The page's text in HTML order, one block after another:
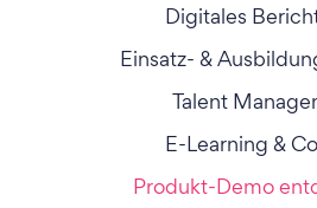
Digitales
Einsatz- &
Talent
E-Learning &
Produkt-Demo